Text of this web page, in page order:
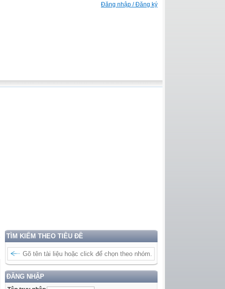
Đăng nhập / Đăng ký
TÌM KIẾM THEO TIÊU ĐỀ
ĐĂNG NHẬP